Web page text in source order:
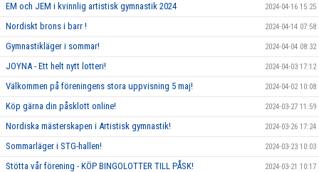
EM och JEM i kvinnlig artistisk gymnastik 2024 2024-04-16 15:25
Nordiskt brons i barr ! 2024-04-14 07:58
Gymnastikläger i sommar! 2024-04-04 08:32
JOYNA - Ett helt nytt lotteri! 2024-04-03 17:12
Välkommen på föreningens stora uppvisning 5 maj! 2024-04-02 10:08
Köp gärna din påsklott online! 2024-03-27 11:59
Nordiska mästerskapen i Artistisk gymnastik! 2024-03-26 17:24
Sommarläger i STG-hallen! 2024-03-23 10:03
Stötta vår förening - KÖP BINGOLOTTER TILL PÅSK! 2024-03-21 10:17